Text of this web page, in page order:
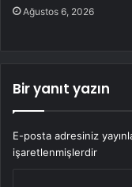
Ağustos 6, 2026
Bir yanıt yazın
E-posta adresiniz
işaretlenmişlerdir